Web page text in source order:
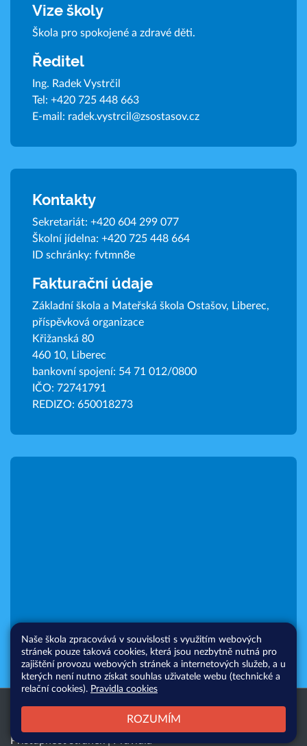
Vize školy
Škola pro spokojené a zdravé děti.
Ředitel
Ing. Radek Vystrčil
Tel: +420 725 448 663
E-mail: radek.vystrcil@zsostasov.cz
Kontakty
Sekretariát: +420 604 299 077
Školní jídelna: +420 725 448 664
ID schránky: fvtmn8e
Fakturační údaje
Základní škola a Mateřská škola Ostašov, Liberec,
příspěvková organizace
Křižanská 80
460 10, Liberec
bankovní spojení: 54 71 012/0800
IČO: 72741791
REDIZO: 650018273
Všechna práva vyhrazena. Copyright
|Přihlásit|
Přístupnost stránek
Web školy
Naše škola zpracovává v souvislosti s využitím webových
stránek pouze taková cookies, která jsou nezbytně nutná pro
zajištění provozu webových stránek a internetových služeb, a u
kterých není nutno získat souhlas uživatele webu (technické a
relační cookies). Pravidla cookies
ROZUMÍM